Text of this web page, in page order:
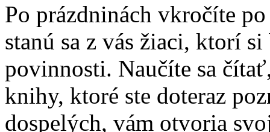
Po prázdninách vkročíte
stanú sa z vás žiaci, ktorí
povinnosti. Naučíte sa
knihy, ktoré ste doteraz
dospelých, vám otvoria